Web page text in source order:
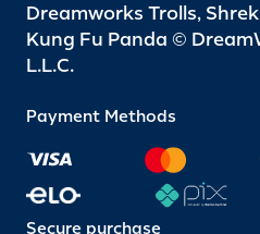
Dreamworks Trolls,
Kung Fu Panda ©
L.L.C.
Payment Methods
Secure purchase